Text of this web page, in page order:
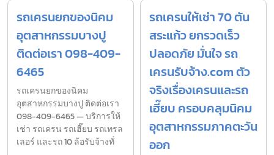
รถเครนยกของนิคม
อุตสาหกรรมบางปู
ติดต่อเรา 098-409-
6465
รถเครนยกของนิคม
อุตสาหกรรมบางปู ติดต่อเรา
098-409-6465 — บริการให้
เช่า รถเครน รถเฮี๊ยบ รถเทรล
เลอร์ และรถ 10 ล้อรับจ้างทั่
รถเครนให้เช่า 70 ตัน
สระแก้ว ยกรวดเร็ว
ปลอดภัย มั่นใจ รถ
เครนรับจ้าง.com ตัว
จริงเรื่องเครนและรถ
เฮี๊ยบ ครอบคลุมนิคม
อุตสาหกรรมภาคตะวัน
ออก